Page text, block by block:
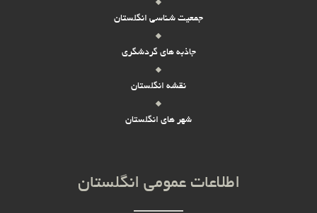
جمعیت شناسی انگلستان
جاذبه های گردشگری
نقشه انگلستان
شهر های انگلستان
اطلاعات عمومی انگلستان